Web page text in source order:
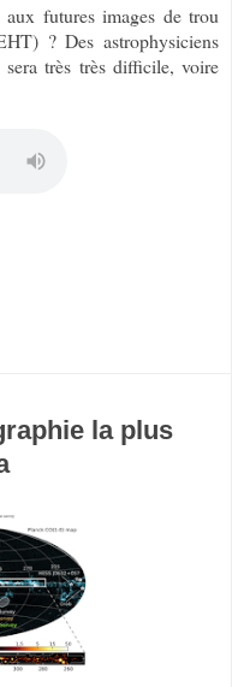
futures images de trou
? Des astrophysiciens
très très difficile, voire
la plus